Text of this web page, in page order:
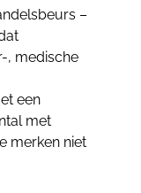
–
, medische
een
met
merken niet